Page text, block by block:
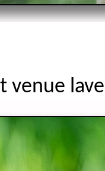
venue